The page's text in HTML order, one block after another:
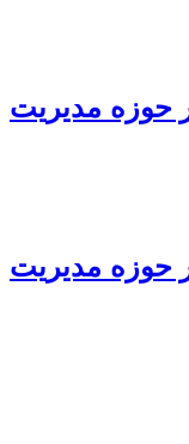
حوزه مدیریت
حوزه مدیریت